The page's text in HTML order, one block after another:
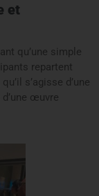
et
qu’une simple
repartent
s’agisse d’une
œuvre